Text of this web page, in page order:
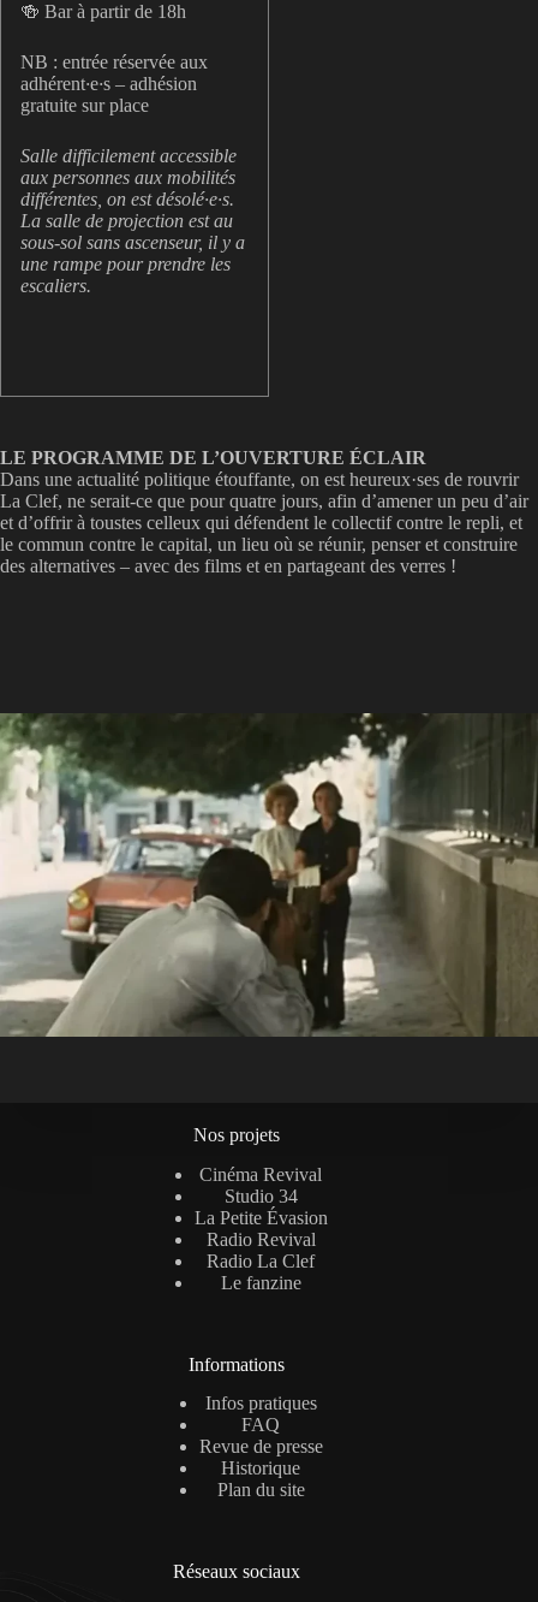
🍻 Bar à partir de 18h
NB : entrée réservée aux
adhérent·e·s – adhésion
gratuite sur place
Salle difficilement accessible
aux personnes aux mobilités
différentes, on est désolé·e·s.
La salle de projection est au
sous-sol sans ascenseur, il y a
une rampe pour prendre les
escaliers.
LE PROGRAMME DE L’OUVERTURE ÉCLAIR
Dans une actualité politique étouffante, on est heureux·ses de rouvrir
La Clef, ne serait-ce que pour quatre jours, afin d’amener un peu d’air
et d’offrir à toustes celleux qui défendent le collectif contre le repli, et
le commun contre le capital, un lieu où se réunir, penser et construire
des alternatives – avec des films et en partageant des verres !
Nos projets
Cinéma Revival
Studio 34
La Petite Évasion
Radio Revival
Radio La Clef
Le fanzine
Informations
Infos pratiques
FAQ
Revue de presse
Historique
Plan du site
Réseaux sociaux